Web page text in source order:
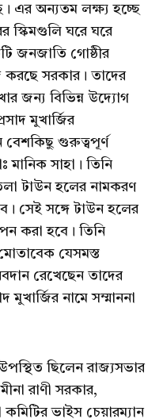
এর অন্যতম লক্ষ্য হচ্ছে
স্কিমগুলি ঘরে ঘরে
জনজাতি গোষ্ঠীর
করছে সরকার। তাদের
জন্য বিভিন্ন উদ্যোগ
মুখার্জির
বেশকিছু গুরুত্বপূর্ণ
মানিক সাহা। তিনি
টাউন হলের নামকরণ
সেই সঙ্গে টাউন হলের
করা হবে। তিনি
মোতাবেক যেসমস্ত
রেখেছেন তাদের
মুখার্জির নামে সম্মাননা
উপস্থিত ছিলেন রাজ্যসভার
রাণী সরকার,
কমিটির ভাইস চেয়ারম্যান